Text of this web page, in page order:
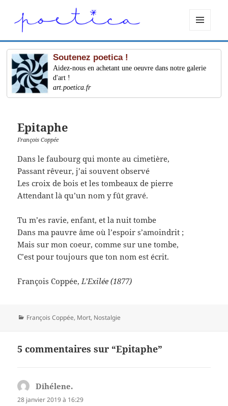
ET
WIDGETS
Soutenez poetica !
Aidez-nous en achetant une oeuvre dans notre galerie
d'art !
art.poetica.fr
Epitaphe
François Coppée
Dans le faubourg qui monte au cimetière,
Passant rêveur, j’ai souvent observé
Les croix de bois et les tombeaux de pierre
Attendant là qu’un nom y fût gravé.
Tu m’es ravie, enfant, et la nuit tombe
Dans ma pauvre âme où l’espoir s’amoindrit ;
Mais sur mon coeur, comme sur une tombe,
C’est pour toujours que ton nom est écrit.
François Coppée, L’Exilée (1877)
Catégories
François Coppée, Mort, Nostalgie
5 commentaires sur “Epitaphe”
Dihélene.
28 janvier 2019 à 16:29